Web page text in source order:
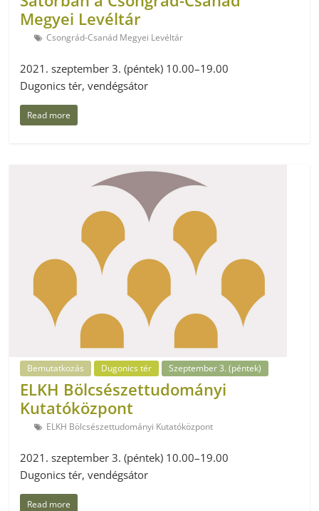
Megyei Levéltár
Csongrád-Csanád Megyei Levéltár
2021. szeptember 3. (péntek) 10.00–19.00
Dugonics tér, vendégsátor
Read more
Bemutatkozás Dugonics tér Szeptember 3. (péntek)
ELKH Bölcsészettudományi
Kutatóközpont
ELKH Bölcsészettudományi Kutatóközpont
2021. szeptember 3. (péntek) 10.00–19.00
Dugonics tér, vendégsátor
Read more